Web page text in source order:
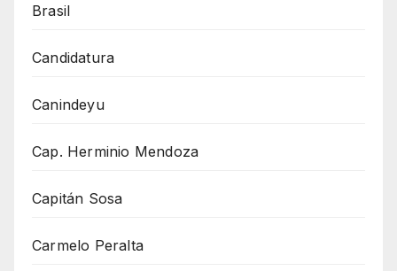
Brasil
Candidatura
Canindeyu
Cap. Herminio Mendoza
Capitán Sosa
Carmelo Peralta